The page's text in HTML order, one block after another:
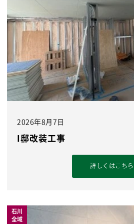
2026年8月7日
I邸改装工事
詳しくはこちら
石川
全域